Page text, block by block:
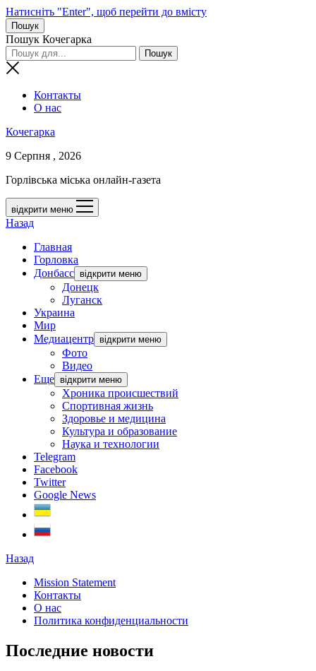
Натисніть "Enter", щоб перейти до вмісту
Пошук
Пошук Кочегарка
Контакты
О нас
Кочегарка
9 Серпня , 2026
Горлівська міська онлайн-газета
відкрити меню
Назад
Главная
Горловка
Донбасс відкрити меню
Донецк
Луганск
Украина
Мир
Медиацентр відкрити меню
Фото
Видео
Еще відкрити меню
Хроника происшествий
Спортивная жизнь
Здоровье и медицина
Культура и образование
Наука и технологии
Telegram
Facebook
Twitter
Google News
Назад
Mission Statement
Контакты
О нас
Политика конфиденциальности
Последние новости